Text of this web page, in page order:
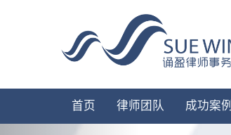
首页 律师团队 成功案例